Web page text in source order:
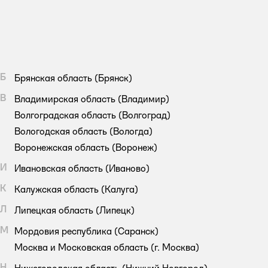
Б Брянская область (Брянск)
В
Владимирская область (Владимир)
Волгоградская область (Волгоград)
Вологодская область (Вологда)
Воронежская область (Воронеж)
И
Ивановская область (Иваново)
К
Калужская область (Калуга)
Л
Липецкая область (Липецк)
М
Мордовия республика (Саранск)
Москва и Московская область (г. Москва)